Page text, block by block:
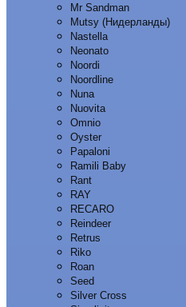
Mr Sandman
Mutsy (Нидерланды)
Nastella
Neonato
Noordi
Noordline
Nuna
Nuovita
Omnio
Oyster
Papaloni
Ramili Baby
Rant
RAY
RECARO
Reindeer
Retrus
Riko
Roan
Seed
Silver Cross